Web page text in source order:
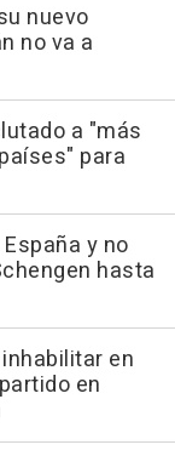
nuevo
no va a
a "más
para
y no
hasta
en
en